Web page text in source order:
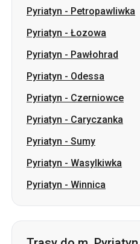
Pyriatyn-Odessa
Pyriatyn-Czerniowce
Pyriatyn-Caryczanka
Pyriatyn-Sumy
Pyriatyn-Wasylkiwka
Pyriatyn-Winnica
Trasy do m. Pyriatyn
Odessa-Pyriatyn